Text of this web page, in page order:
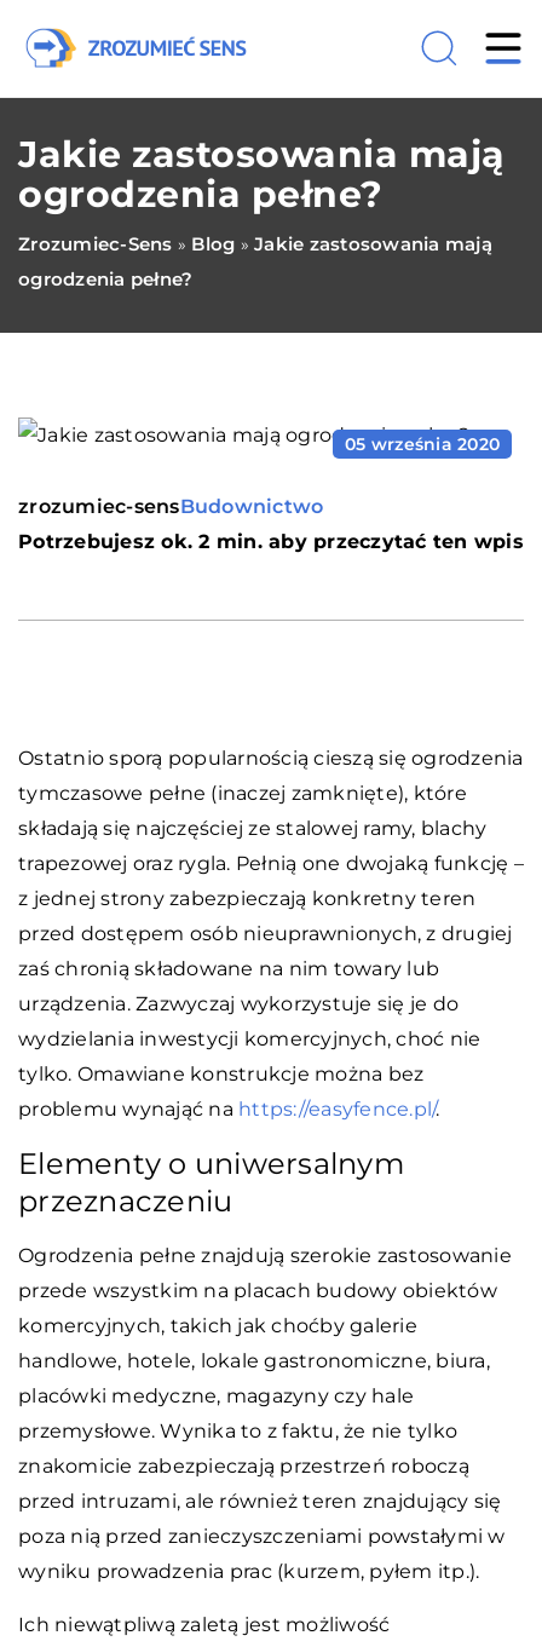
Jakie zastosowania mają
ogrodzenia pełne?
Zrozumiec-Sens » Blog » Jakie zastosowania mają
ogrodzenia pełne?
05 września 2020
zrozumiec-sensBudownictwo
Potrzebujesz ok. 2 min. aby przeczytać ten wpis
Ostatnio sporą popularnością cieszą się ogrodzenia
tymczasowe pełne (inaczej zamknięte), które
składają się najczęściej ze stalowej ramy, blachy
trapezowej oraz rygla. Pełnią one dwojaką funkcję –
z jednej strony zabezpieczają konkretny teren
przed dostępem osób nieuprawnionych, z drugiej
zaś chronią składowane na nim towary lub
urządzenia. Zazwyczaj wykorzystuje się je do
wydzielania inwestycji komercyjnych, choć nie
tylko. Omawiane konstrukcje można bez
problemu wynająć na https://easyfence.pl/.
Elementy o uniwersalnym
przeznaczeniu
Ogrodzenia pełne znajdują szerokie zastosowanie
przede wszystkim na placach budowy obiektów
komercyjnych, takich jak choćby galerie
handlowe, hotele, lokale gastronomiczne, biura,
placówki medyczne, magazyny czy hale
przemysłowe. Wynika to z faktu, że nie tylko
znakomicie zabezpieczają przestrzeń roboczą
przed intruzami, ale również teren znajdujący się
poza nią przed zanieczyszczeniami powstałymi w
wyniku prowadzenia prac (kurzem, pyłem itp.).
Ich niewątpliwą zaletą jest możliwość